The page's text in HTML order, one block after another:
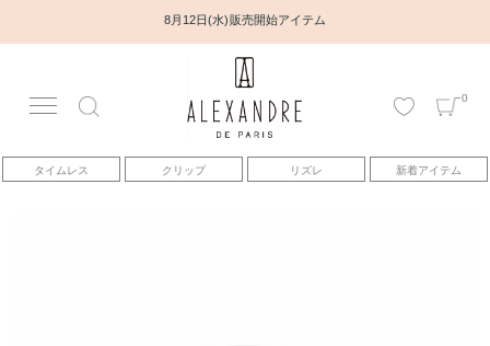
8月12日(水) 販売開始アイテム
0
タイムレス クリップ リズレ 新着アイテム
アカウント
アイテム